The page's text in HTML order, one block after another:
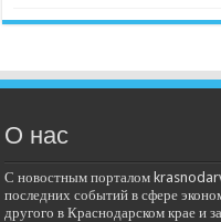
О нас
С новостным порталом
последних событий в сфере
другого в Краснодарском крае и